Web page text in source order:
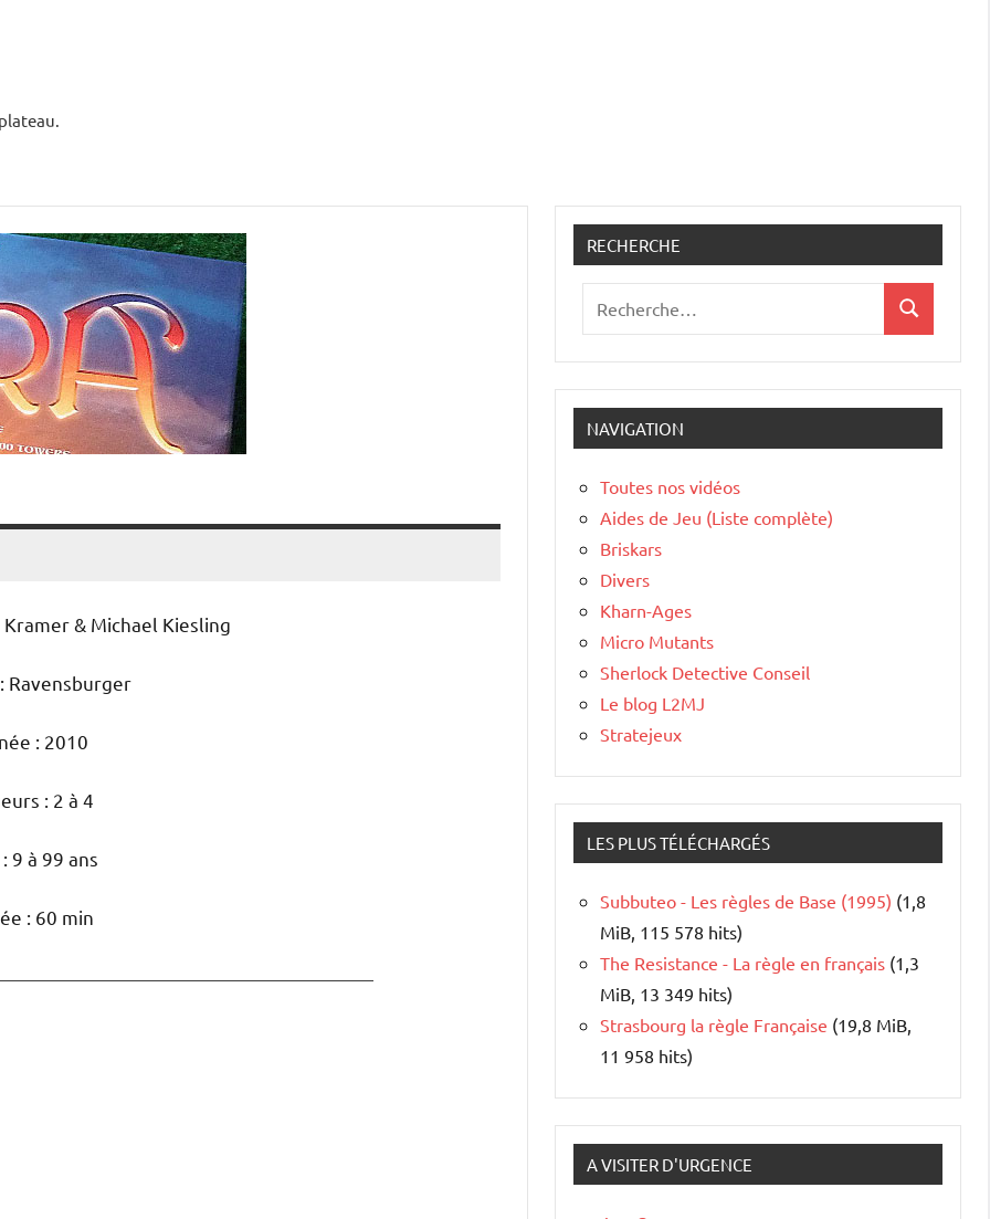
& Michael Kiesling
Ravensburger
: 2010
: 2 à 4
9 à 99 ans
: 60 min
RECHERCHE
Recherche
pour
:
Recherche
NAVIGATION
Toutes nos vidéos
Aides de Jeu (Liste complète)
Briskars
Divers
Kharn-Ages
Micro Mutants
Sherlock Detective Conseil
Le blog L2MJ
Stratejeux
LES PLUS TÉLÉCHARGÉS
Subbuteo - Les règles de Base (1995) (1,8
MiB, 115 578 hits)
The Resistance - La règle en français (1,3
MiB, 13 349 hits)
Strasbourg la règle Française (19,8 MiB,
11 958 hits)
A VISITER D'URGENCE